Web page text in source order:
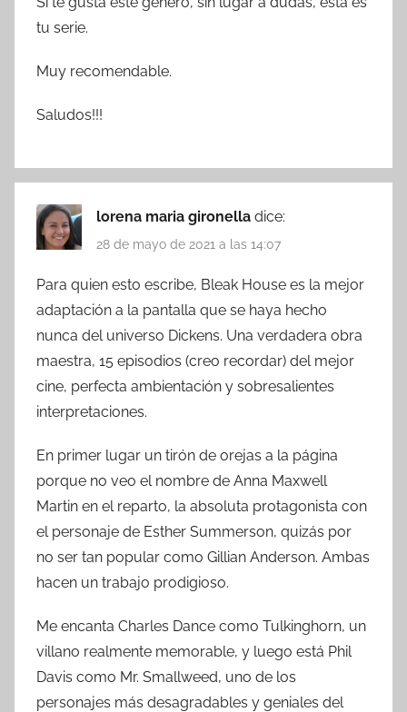
tu serie.
Muy recomendable.
Saludos!!!
lorena maria gironella dice:
28 de mayo de 2021 a las 14:07
Para quien esto escribe, Bleak House es la mejor
adaptación a la pantalla que se haya hecho
nunca del universo Dickens. Una verdadera obra
maestra, 15 episodios (creo recordar) del mejor
cine, perfecta ambientación y sobresalientes
interpretaciones.
En primer lugar un tirón de orejas a la página
porque no veo el nombre de Anna Maxwell
Martin en el reparto, la absoluta protagonista con
el personaje de Esther Summerson, quizás por
no ser tan popular como Gillian Anderson. Ambas
hacen un trabajo prodigioso.
Me encanta Charles Dance como Tulkinghorn, un
villano realmente memorable, y luego está Phil
Davis como Mr. Smallweed, uno de los
personajes más desagradables y geniales del